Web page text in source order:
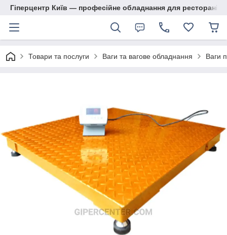
Гіперцентр Київ — професійне обладнання для ресторанів,
Товари та послуги Ваги та вагове обладнання Ваги